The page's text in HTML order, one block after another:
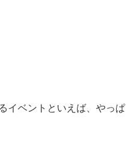
イベントといえば、やっぱ